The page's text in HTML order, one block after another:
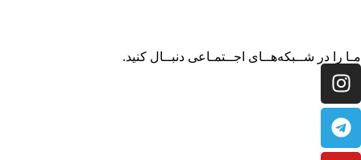
مـا را در شــبکه‌هــای اجــتمـاعی دنبــال کنید.